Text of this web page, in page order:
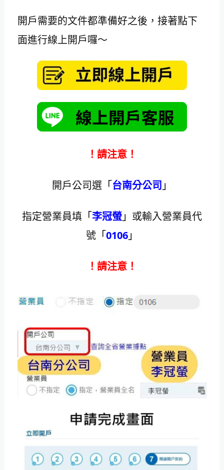
開戶需要的文件都準備好之後，接著點下
面進行線上開戶囉～
！請注意！
開戶公司選 「台南分公司 」
指定營業員填 「李冠螢」 或輸入營業員代
號 「0106」
！請注意！